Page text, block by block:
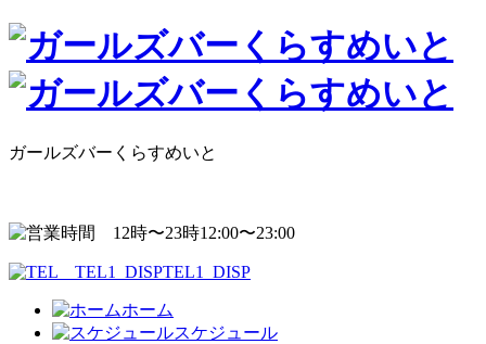
ガールズバーくらすめいと
12:00〜23:00
TEL1_DISP
ホーム
スケジュール